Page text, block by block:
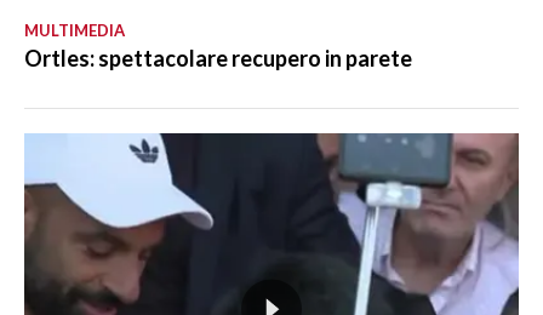
MULTIMEDIA
Ortles: spettacolare recupero in parete